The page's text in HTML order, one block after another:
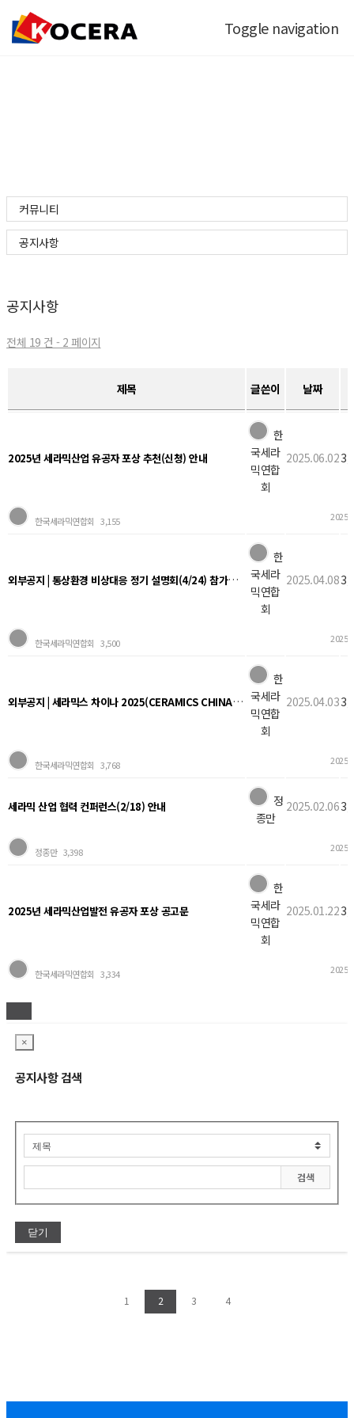
Toggle navigation
커뮤니티
공지사항
공지사항
전체 19 건 - 2 페이지
제목 글쓴이 날짜
2025년 세라믹산업 유공자 포상 추천(신청) 안내
한
국세라
믹연합
회
2025.06.02
한국세라믹연합회 3,155
외부공지 | 통상환경 비상대응 정기 설명회(4/24) 참가기업 모집 안내
한
국세라
믹연합
회
2025.04.08
한국세라믹연합회 3,500
외부공지 | 세라믹스 차이나 2025(CERAMICS CHINA 2025) 참관단 모집 안내
한
국세라
믹연합
회
2025.04.03
한국세라믹연합회 3,768
세라믹 산업 협력 컨퍼런스(2/18) 안내
정
종만
2025.02.06
정종만 3,398
2025년 세라믹산업발전 유공자 포상 공고문
한
국세라
믹연합
회
2025.01.22
한국세라믹연합회 3,334
×
공지사항 검색
검색
닫기
1 2 3 4